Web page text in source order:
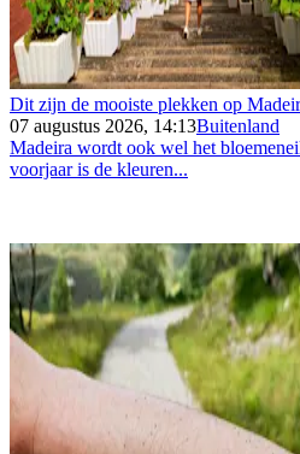
Dit zijn de mooiste plekken op
07 augustus 2026, 14:13Buitenland
Madeira wordt ook wel het
voorjaar is de kleuren...